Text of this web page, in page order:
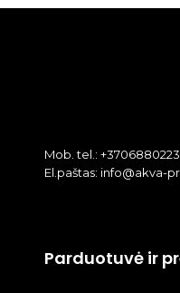
Mob. tel.:
El.paštas: info@akva-
Parduotuvė ir